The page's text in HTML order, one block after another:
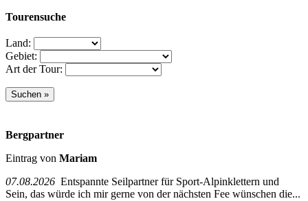
Tourensuche
Land:
Gebiet:
Art der Tour:
Bergpartner
Eintrag von Mariam
07.08.2026 Entspannte Seilpartner für Sport-Alpinklettern und
Sein, das würde ich mir gerne von der nächsten Fee wünschen die...